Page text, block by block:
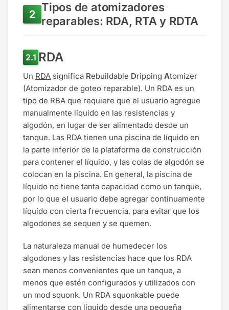
Tipos de atomizadores
reparables: RDA, RTA y RDTA
RDA
Un RDA significa Rebuildable Dripping Atomizer
(Atomizador de goteo reparable). Un RDA es un
tipo de RBA que requiere que el usuario agregue
manualmente líquido en las resistencias y
algodón, en lugar de ser alimentado desde un
tanque. Las RDA tienen una piscina de líquido en
la parte inferior de la plataforma de construcción
para contener el líquido, y las colas de algodón se
colocan en la piscina. En general, la piscina de
líquido no tiene tanta capacidad como un tanque,
por lo que el usuario debe agregar continuamente
líquido con cierta frecuencia, para evitar que los
algodones se sequen y se quemen.
La naturaleza manual de humedecer los
algodones y las resistencias hace que los RDA
sean menos convenientes que un tanque, a
menos que estén configurados y utilizados con
un mod squonk. Un RDA squonkable puede
alimentarse con líquido desde una pequeña